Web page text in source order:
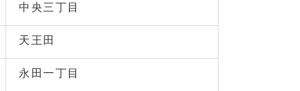
中央三丁目
天王田
永田一丁目